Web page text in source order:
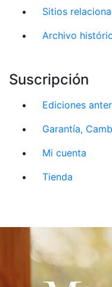
Sitios
Archivo
Suscripción
Ediciones
Garantía,
Mi cuenta
Tienda